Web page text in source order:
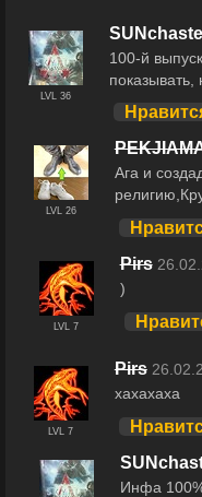
LVL 36
100-й
LVL 26
Ага и
LVL 7
Pirs
)
LVL 7
Pirs
хахахаха
Инфа